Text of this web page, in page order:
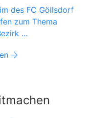
des FC Göllsdorf
zum Thema
…